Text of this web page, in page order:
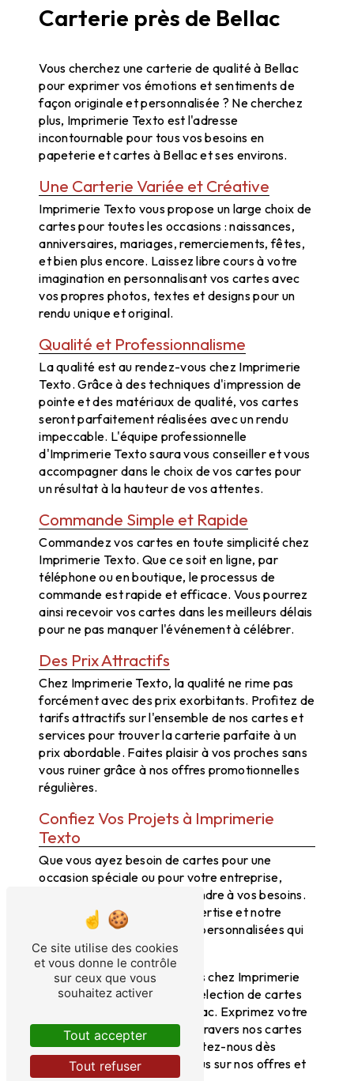
Carterie près de Bellac
Carterie à Bellac : Trouvez Votre Bonheur Chez Imprimerie
Vous cherchez une carterie de qualité à Bellac
pour exprimer vos émotions et sentiments de
façon originale et personnalisée ? Ne cherchez
plus, Imprimerie Texto est l'adresse
incontournable pour tous vos besoins en
papeterie et cartes à Bellac et ses environs.
Une Carterie Variée et Créative
Imprimerie Texto vous propose un large choix de
cartes pour toutes les occasions : naissances,
anniversaires, mariages, remerciements, fêtes,
et bien plus encore. Laissez libre cours à votre
imagination en personnalisant vos cartes avec
vos propres photos, textes et designs pour un
rendu unique et original.
Qualité et Professionnalisme
La qualité est au rendez-vous chez Imprimerie
Texto. Grâce à des techniques d'impression de
pointe et des matériaux de qualité, vos cartes
seront parfaitement réalisées avec un rendu
impeccable. L'équipe professionnelle
d'Imprimerie Texto saura vous conseiller et vous
accompagner dans le choix de vos cartes pour
un résultat à la hauteur de vos attentes.
Commande Simple et Rapide
Commandez vos cartes en toute simplicité chez
Imprimerie Texto. Que ce soit en ligne, par
téléphone ou en boutique, le processus de
commande est rapide et efficace. Vous pourrez
ainsi recevoir vos cartes dans les meilleurs délais
pour ne pas manquer l'événement à célébrer.
Des Prix Attractifs
Chez Imprimerie Texto, la qualité ne rime pas
forcément avec des prix exorbitants. Profitez de
tarifs attractifs sur l'ensemble de nos cartes et
services pour trouver la carterie parfaite à un
prix abordable. Faites plaisir à vos proches sans
vous ruiner grâce à nos offres promotionnelles
régulières.
Confiez Vos Projets à Imprimerie
Texto
Que vous ayez besoin de cartes pour une
occasion spéciale ou pour votre entreprise,
Imprimerie Texto saura répondre à vos besoins.
Faites confiance à notre expertise et notre
savoir-faire pour des cartes personnalisées qui
sauront marquer les esprits.
N'attendez plus, rendez-vous chez Imprimerie
Texto pour découvrir notre sélection de cartes
et services de carterie à Bellac. Exprimez votre
créativité et vos émotions à travers nos cartes
uniques et originales. Contactez-nous dès
maintenant pour en savoir plus sur nos offres et
Ce site utilise des cookies
et vous donne le contrôle
sur ceux que vous
souhaitez activer
Tout accepter
Tout refuser